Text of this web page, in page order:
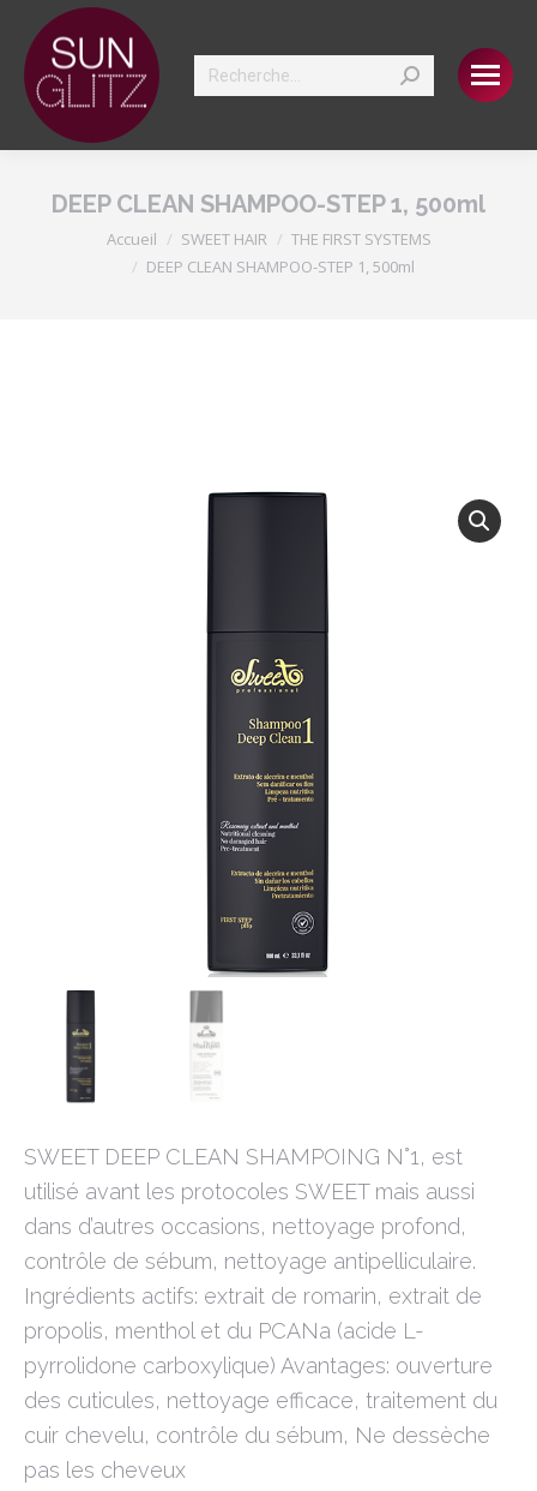
Search:
DEEP CLEAN SHAMPOO-STEP 1, 500ml
Vous êtes ici :
Accueil SWEET HAIR
THE FIRST SYSTEMS
DEEP CLEAN SHAMPOO-STEP 1, 500ml
SWEET DEEP CLEAN SHAMPOING N°1, est
utilisé avant les protocoles SWEET mais aussi
dans d’autres occasions, nettoyage profond,
contrôle de sébum, nettoyage antipelliculaire.
Ingrédients actifs: extrait de romarin, extrait de
propolis, menthol et du PCANa (acide L-
pyrrolidone carboxylique) Avantages: ouverture
des cuticules, nettoyage efficace, traitement du
cuir chevelu, contrôle du sébum, Ne dessèche
pas les cheveux